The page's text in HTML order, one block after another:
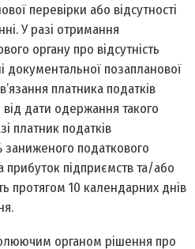
перевірки або відсутності
У разі отримання
органу про відсутність
документальної позапланової
платника податків
дати одержання такого
платник податків
заниженого податкового
підприємств та/або
протягом 10 календарних днів
органом рішення про